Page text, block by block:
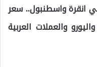
انقرة واسطنبول.. سعر
والعملات العربية